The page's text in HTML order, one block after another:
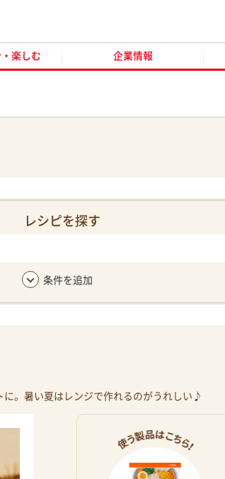
楽しむ 企業情報
オンラ
レシピを探す
条件を追加
。暑い夏はレンジで作れるのがうれしい♪